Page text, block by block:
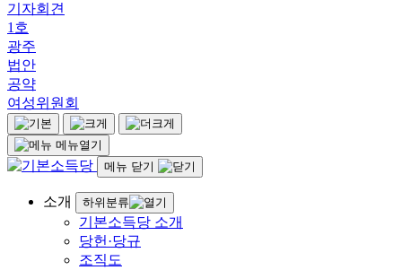
기자회견
1호
광주
법안
공약
여성위원회
메뉴열기
메뉴 닫기
소개 하위분류
기본소득당 소개
당헌·당규
조직도